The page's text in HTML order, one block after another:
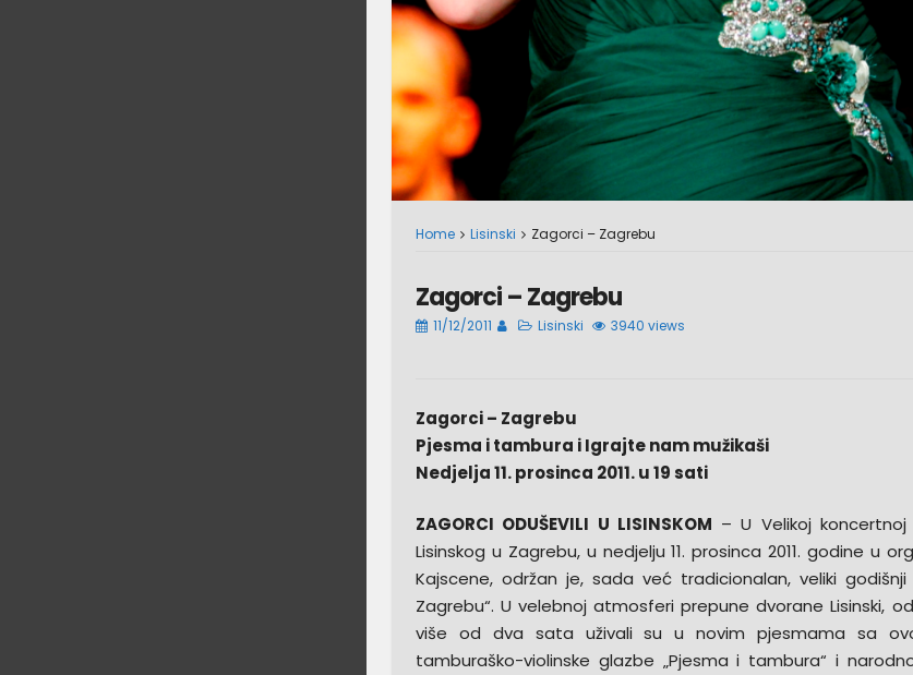
Home Lisinski Zagorci – Zagrebu
Zagorci – Zagrebu
11/12/2011 Lisinski 3940 views
Zagorci – Zagrebu
Pjesma i tambura i Igrajte nam mužikaši
Nedjelja 11. prosinca 2011. u 19 sati
ZAGORCI ODUŠEVILI U LISINSKOM – U Velikoj
Lisinskog u Zagrebu, u nedjelju 11. prosinca 2011. godine u
Kajscene, održan je, sada već tradicionalan, veliki
Zagrebu“. U velebnoj atmosferi prepune dvorane Lisinski,
više od dva sata uživali su u novim pjesmama sa
tamburaško-violinske glazbe „Pjesma i tambura“ i